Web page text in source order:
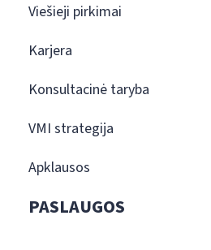
Viešieji pirkimai
Karjera
Konsultacinė taryba
VMI strategija
Apklausos
PASLAUGOS